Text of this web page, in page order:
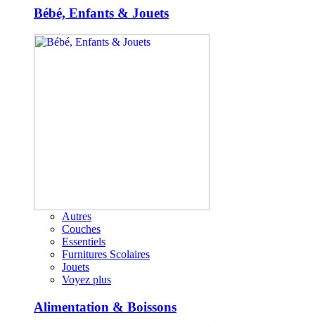
Bébé, Enfants & Jouets
Autres
Couches
Essentiels
Furnitures Scolaires
Jouets
Voyez plus
Alimentation & Boissons